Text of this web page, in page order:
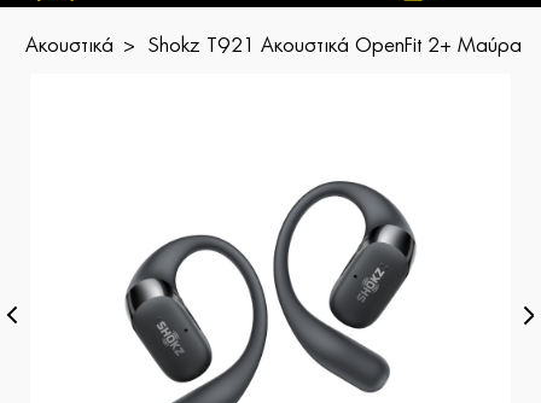
Ακουστικά Shokz T921 Ακουστικά OpenFit 2+ Μαύρα